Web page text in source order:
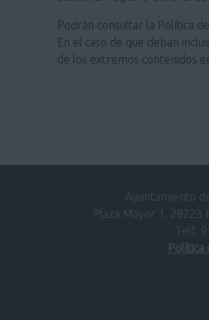
Podrán consultar la Política
En el caso de que deban
de los extremos contenidos
Ayuntamiento
Plaza Mayor 1, 28223
Telf.
Política